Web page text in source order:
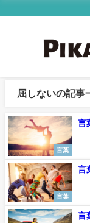
屈しないの記事
言葉
言
言葉
言
言